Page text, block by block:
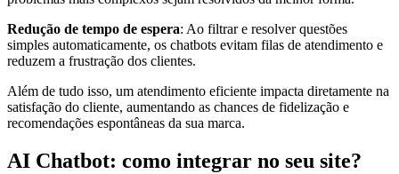
Redução de tempo de espera: Ao filtrar e resolver questões
simples automaticamente, os chatbots evitam filas de atendimento e
reduzem a frustração dos clientes.
Além de tudo isso, um atendimento eficiente impacta diretamente na
satisfação do cliente, aumentando as chances de fidelização e
recomendações espontâneas da sua marca.
AI Chatbot: como integrar no seu site?